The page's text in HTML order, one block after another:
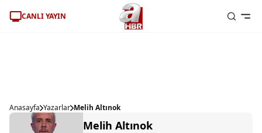
CANLI YAYIN
Anasayfa Yazarlar Melih Altınok
Melih Altınok